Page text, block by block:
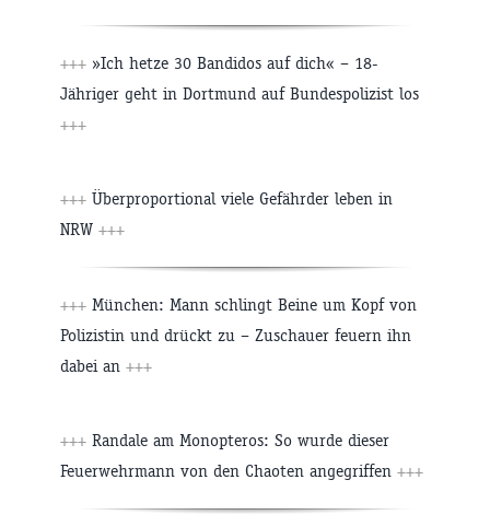
+++ »Ich hetze 30 Bandidos auf dich« – 18-
Jähriger geht in Dortmund auf Bundespolizist los
+++
+++ Überproportional viele Gefährder leben in
NRW +++
+++ München: Mann schlingt Beine um Kopf von
Polizistin und drückt zu – Zuschauer feuern ihn
dabei an +++
+++ Randale am Monopteros: So wurde dieser
Feuerwehrmann von den Chaoten angegriffen +++